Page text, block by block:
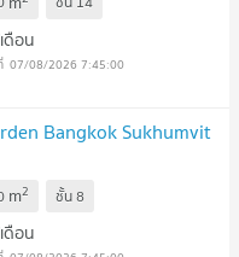
ดือน
07/08/2026 7:45:00
Bangkok Sukhumvit
m2 ชั้น8
ดือน